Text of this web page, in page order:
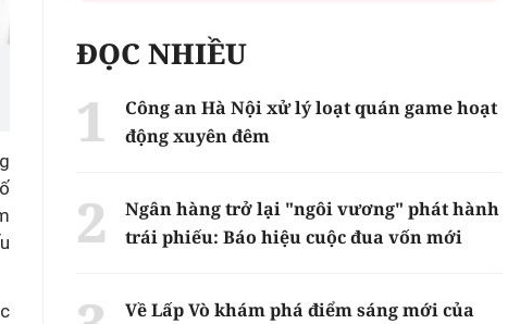
ĐỌC NHIỀU
Công an Hà Nội xử lý loạt quán game hoạt
động xuyên đêm
Ngân hàng trở lại "ngôi vương" phát hành
trái phiếu: Báo hiệu cuộc đua vốn mới
Về Lấp Vò khám phá điểm sáng mới của